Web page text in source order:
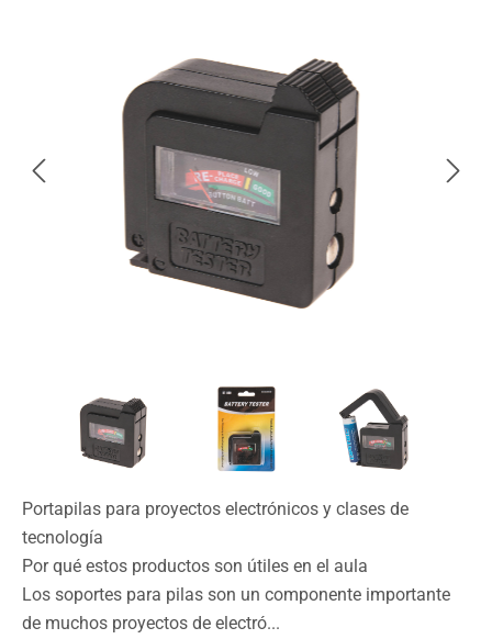
Portapilas para proyectos electrónicos y clases de
tecnología
Por qué estos productos son útiles en el aula
Los soportes para pilas son un componente importante
de muchos proyectos de electró...